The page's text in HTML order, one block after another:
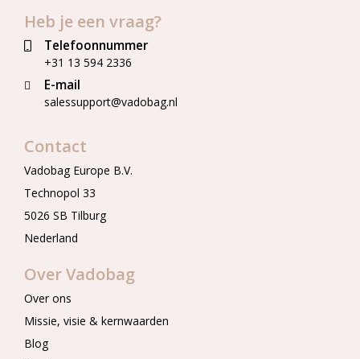
Heb je een vraag?
Telefoonnummer
+31 13 594 2336
E-mail
salessupport@vadobag.nl
Contact
Vadobag Europe B.V.
Technopol 33
5026 SB Tilburg
Nederland
Over Vadobag
Over ons
Missie, visie & kernwaarden
Blog